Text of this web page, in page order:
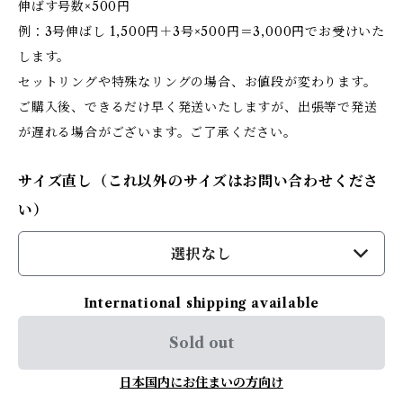
伸ばす号数×500円
例：3号伸ばし 1,500円＋3号×500円＝3,000円でお受けいた
します。
セットリングや特殊なリングの場合、お値段が変わります。
ご購入後、できるだけ早く発送いたしますが、出張等で発送
が遅れる場合がございます。ご了承ください。
サイズ直し（これ以外のサイズはお問い合わせくださ
い）
選択なし
International shipping available
Sold out
日本国内にお住まいの方向け